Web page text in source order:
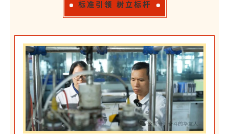
标准引领 树立标杆